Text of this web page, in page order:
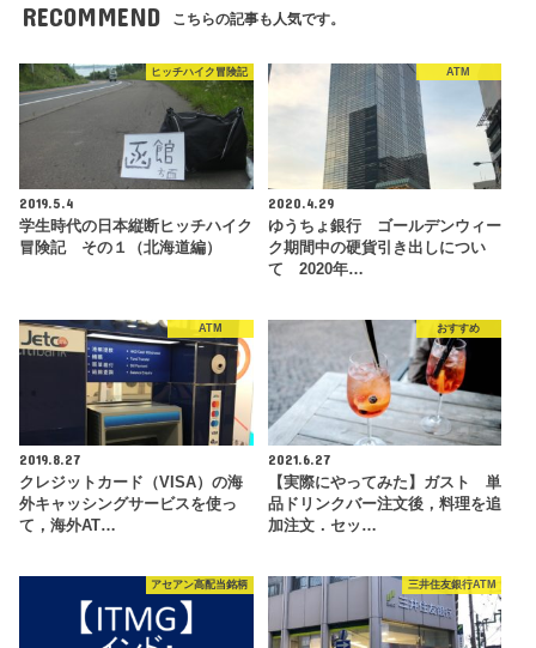
RECOMMEND こちらの記事も人気です。
ヒッチハイク冒険記
2019.5.4
学生時代の日本縦断ヒッチハイク
冒険記 その１（北海道編）
ATM
2020.4.29
ゆうちょ銀行 ゴールデンウィー
ク期間中の硬貨引き出しについ
て 2020年…
ATM
2019.8.27
クレジットカード（VISA）の海
外キャッシングサービスを使っ
て，海外AT…
おすすめ
2021.6.27
【実際にやってみた】ガスト 単
品ドリンクバー注文後，料理を追
加注文．セッ…
アセアン高配当銘柄 三井住友銀行ATM